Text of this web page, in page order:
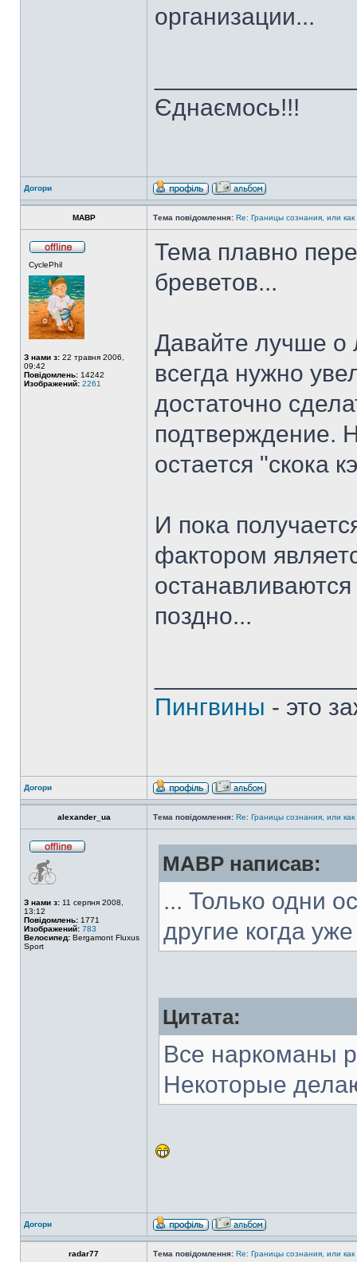
организации...
Єднаємось!!!
Догори
MABP Тема повідомлення: Re: Границы сознания, или как
CyclePhil
З нами з: 22 травня 2006,
09:42
Повідомлень: 14242
Изображений: 2261
Тема плавно
бреветов...
Давайте лучше о
всегда нужно
достаточно
подтверждение.
остается "скока
И пока
фактором
поздно...
Пингвины - это
Догори
alexander_ua Тема повідомлення: Re: Границы сознания, или как
З нами з: 11 серпня 2008,
13:12
Повідомлень: 1771
Изображений: 783
Велосипед: Bergamont Fluxus
Sport
MABP написав:
... Только одни
другие когда
Цитата:
Все наркоманы
Некоторые
Догори
radar77 Тема повідомлення: Re: Границы сознания, или как